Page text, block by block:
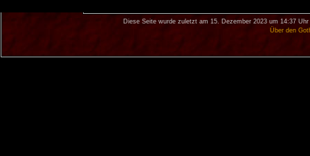
Diese Seite wurde zuletzt am 15. Dezember 2023 um 14:37 Uhr
Über den